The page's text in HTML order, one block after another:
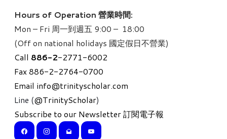
Hours of Operation 營業時間:
Mon – Fri 周一到週五 9:00 – 18:00
(Off on national holidays 國定假日不營業)
Call 886-2-2771-6002
Fax 886-2-2764-0700
Email info@trinityscholar.com
Line (@TrinityScholar)
Subscribe to our Newsletter 訂閱電子報